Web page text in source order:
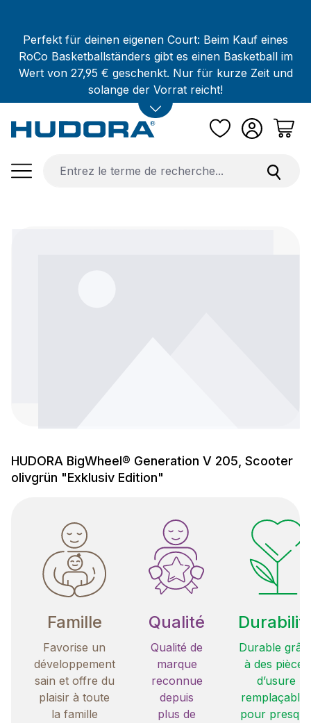
Perfekt für deinen eigenen Court: Beim Kauf eines
RoCo Basketballständers gibt es einen Basketball im
Wert von 27,95 € geschenkt. Nur für kurze Zeit und
solange der Vorrat reicht!
HUDORA BigWheel® Generation V 205, Scooter
olivgrün "Exklusiv Edition"
Famille
Favorise un
développement
sain et offre du
plaisir à toute
la famille
Qualité
Qualité de
marque
reconnue
depuis
plus de
Durable
à des pièces
d’usure
remplaçables
pour